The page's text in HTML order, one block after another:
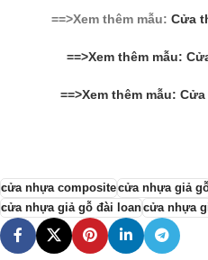
==>Xem thêm mẫu: Cửa
==>Xem thêm mẫu:
==>Xem thêm mẫu:
cửa nhựa compositecửa nhựa giả
cửa nhựa giả gỗ đài loancửa nhựa